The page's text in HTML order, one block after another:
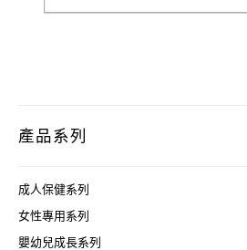
產品系列
成人保健系列
女性專用系列
嬰幼兒成長系列